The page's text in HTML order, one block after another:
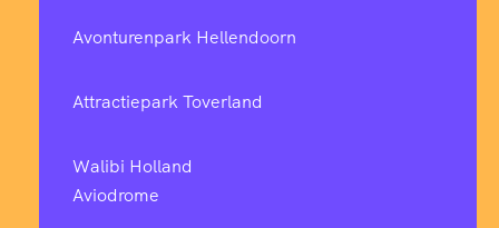
Avonturenpark Hellendoorn
Attractiepark Toverland
Walibi Holland
Aviodrome